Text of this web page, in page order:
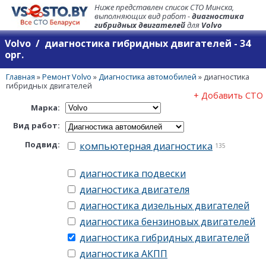
Ниже представлен список СТО Минска,
выполняющих вид работ -диагностика
гибридных двигателейдля Volvo
Volvo / диагностика гибридных двигателей - 34
орг.
Главная »Ремонт Volvo »Диагностика автомобилей » диагностика
гибридных двигателей
+ Добавить СТО
Марка:
Вид работ:
Подвид:
компьютерная диагностика 135
диагностика подвески
диагностика двигателя
диагностика дизельных двигателей
диагностика бензиновых двигателей
диагностика гибридных двигателей
диагностика АКПП